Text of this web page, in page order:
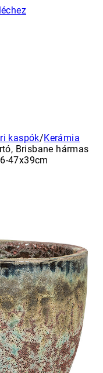
kaspók/Kerámia
Brisbane hármas
47x39cm